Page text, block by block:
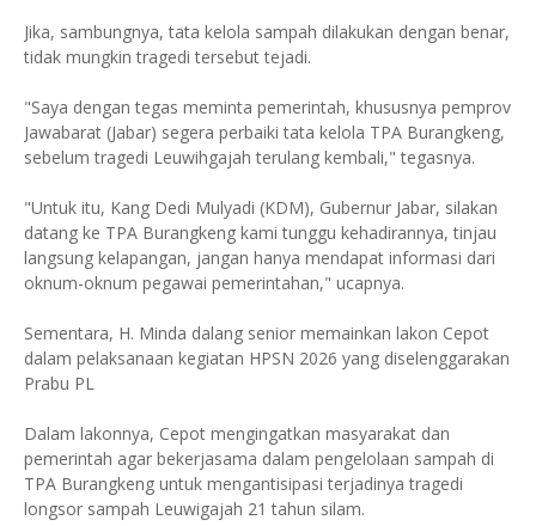
Jika, sambungnya, tata kelola sampah dilakukan dengan benar,
tidak mungkin tragedi tersebut tejadi.
"Saya dengan tegas meminta pemerintah, khususnya pemprov
Jawabarat (Jabar) segera perbaiki tata kelola TPA Burangkeng,
sebelum tragedi Leuwihgajah terulang kembali," tegasnya.
"Untuk itu, Kang Dedi Mulyadi (KDM), Gubernur Jabar, silakan
datang ke TPA Burangkeng kami tunggu kehadirannya, tinjau
langsung kelapangan, jangan hanya mendapat informasi dari
oknum-oknum pegawai pemerintahan," ucapnya.
Sementara, H. Minda dalang senior memainkan lakon Cepot
dalam pelaksanaan kegiatan HPSN 2026 yang diselenggarakan
Prabu PL
Dalam lakonnya, Cepot mengingatkan masyarakat dan
pemerintah agar bekerjasama dalam pengelolaan sampah di
TPA Burangkeng untuk mengantisipasi terjadinya tragedi
longsor sampah Leuwigajah 21 tahun silam.